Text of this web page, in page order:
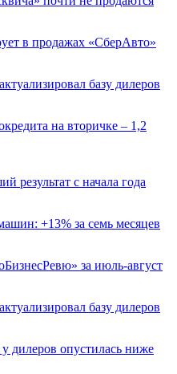
в продажах «СберАвто»
базу дилеров
на вторичке – 1,2
результат с начала года
+13% за семь месяцев
за июль-август
базу дилеров
дилеров опустилась ниже